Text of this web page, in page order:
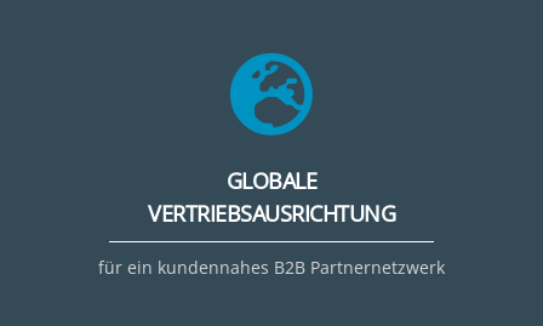
GLOBALE
VERTRIEBSAUSRICHTUNG
für ein kundennahes B2B Partnernetzwerk